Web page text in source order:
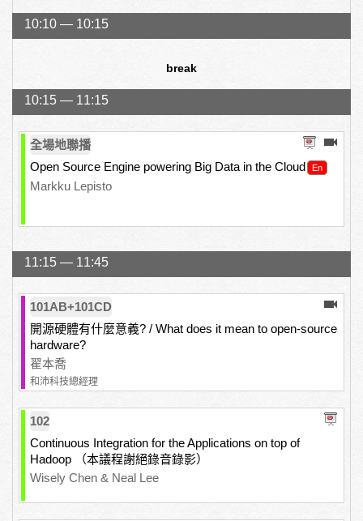
10:10 — 10:15
break
10:15 — 11:15
全場地聯播
Open Source Engine powering Big Data in the Cloud
Markku Lepisto
11:15 — 11:45
101AB+101CD
開源硬體有什麼意義? / What does it mean to open-source
hardware?
翟本喬
和沛科技總經理
102
Continuous Integration for the Applications on top of
Hadoop （本議程謝絕錄音錄影）
Wisely Chen & Neal Lee